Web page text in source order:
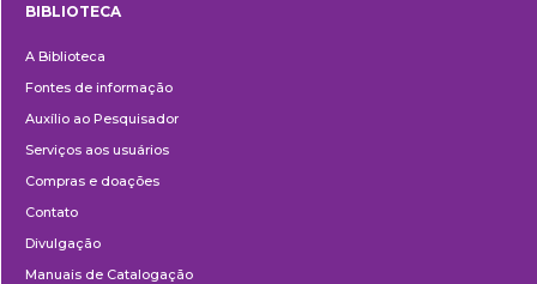
BIBLIOTECA
A Biblioteca
Fontes de informação
Auxílio ao Pesquisador
Serviços aos usuários
Compras e doações
Contato
Divulgação
Manuais de Catalogação